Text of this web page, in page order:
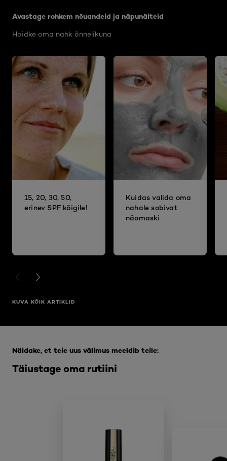
Avastage rohkem nõuandeid ja näpunäiteid
Hoidke oma nahk õnnelikuna
15, 20, 30, 50,
erinev SPF kõigile!
Kuidas valida oma
nahale sobivat
näomaski
PREVIOUS CARD
NEXT CARD
KUVA KÕIK ARTIKLID
Täiustage oma rutiini
Näidake, et teie uus välimus meeldib teile: